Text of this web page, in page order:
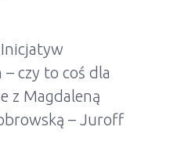
– czy to coś dla
z Magdaleną
– Juroff